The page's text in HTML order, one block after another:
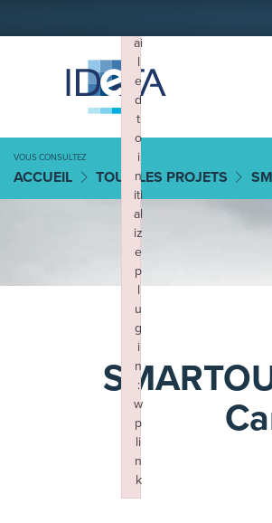
VOUS CONSULTEZ
ACCUEIL TOUS LES PROJETS
ai
l
e
d
t
o
i
n
iti
al
iz
e
p
l
u
g
i
n
:
w
p
li
n
k
Failed to initialize plugin: